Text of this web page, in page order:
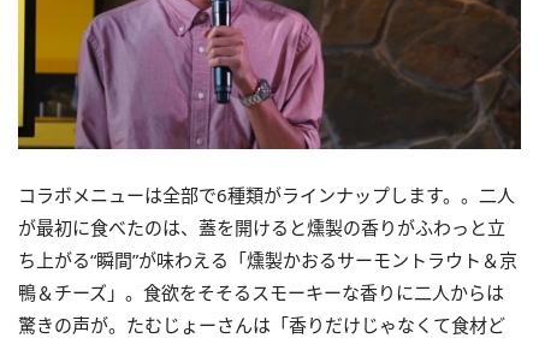
コラボメニューは全部で6種類がラインナップします。。二人
が最初に食べたのは、蓋を開けると燻製の香りがふわっと立
ち上がる“瞬間”が味わえる「燻製かおるサーモントラウト＆京
鴨＆チーズ」。食欲をそそるスモーキーな香りに二人からは
驚きの声が。たむじょーさんは「香りだけじゃなくて食材ど